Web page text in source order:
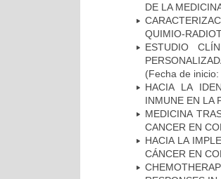
DE LA
QUIMIO-
ESTUDIO
(Fecha de
HACIA LA
INMUNE EN LA
MEDICINA
CANCER EN
HACIA LA
CÁNCER EN